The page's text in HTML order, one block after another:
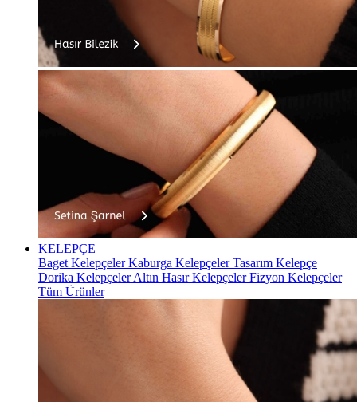
KELEPÇE
Baget KelepçelerKaburga KelepçelerTasarım Kelepçe
Dorika KelepçelerAltın Hasır KelepçelerFizyon Kelepçeler
Tüm Ürünler